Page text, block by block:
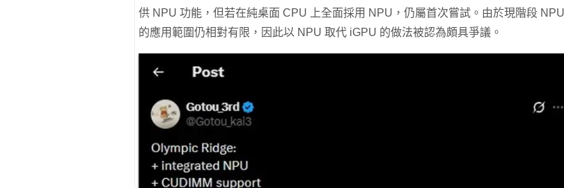
供 NPU 功能，但若在純桌面 CPU 上全面採用 NPU，仍屬首次嘗試。由於現階段 NPU
的應用範圍仍相對有限，因此以 NPU 取代 iGPU 的做法被認為頗具爭議。